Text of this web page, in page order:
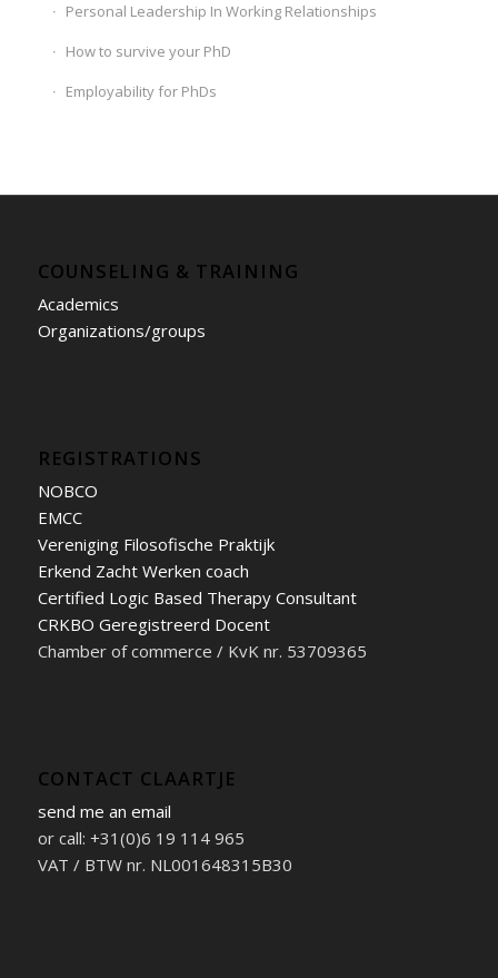
Personal Leadership In Working Relationships
How to survive your PhD
Employability for PhDs
COUNSELING & TRAINING
Academics
Organizations/groups
REGISTRATIONS
NOBCO
EMCC
Vereniging Filosofische Praktijk
Erkend Zacht Werken coach
Certified Logic Based Therapy Consultant
CRKBO Geregistreerd Docent
Chamber of commerce / KvK nr. 53709365
CONTACT CLAARTJE
send me an email
or call: +31(0)6 19 114 965
VAT / BTW nr. NL001648315B30